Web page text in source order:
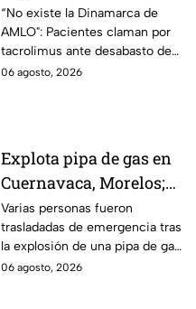
claman por
medicamentos ante
desabasto en IMSS
Puebla
“No existe la Dinamarca de
AMLO": Pacientes claman por
tacrolimus ante desabasto de
medicamentos en hospital del
06 agosto, 2026
Explota pipa de gas en
Cuernavaca, Morelos;
se reportan más de 20
personas con
quemaduras
Varias personas fueron
trasladadas de emergencia tras
la explosión de una pipa de gas
cerca de la colonia Las
06 agosto, 2026